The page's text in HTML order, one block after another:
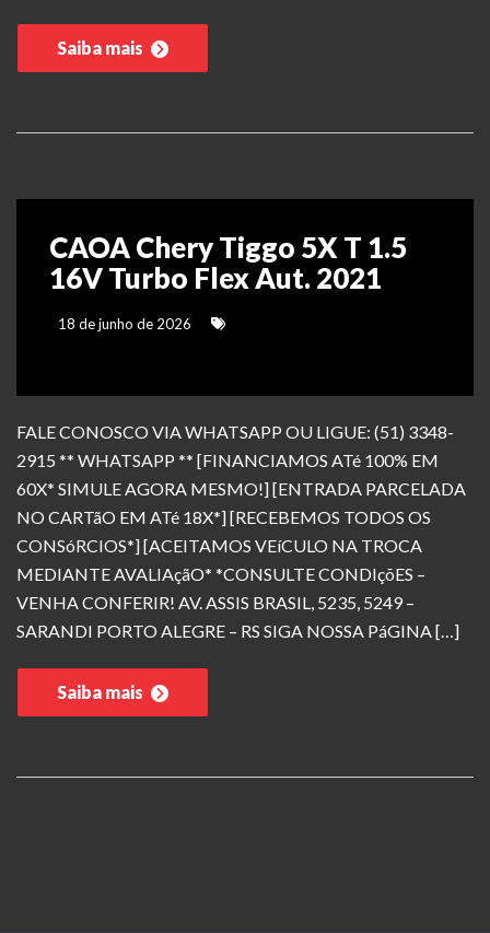
Saiba mais
CAOA Chery Tiggo 5X T 1.5
16V Turbo Flex Aut. 2021
18 de junho de 2026
FALE CONOSCO VIA WHATSAPP OU LIGUE: (51) 3348-
2915 ** WHATSAPP ** [FINANCIAMOS ATé 100% EM
60X* SIMULE AGORA MESMO!] [ENTRADA PARCELADA
NO CARTãO EM ATé 18X*] [RECEBEMOS TODOS OS
CONSóRCIOS*] [ACEITAMOS VEíCULO NA TROCA
MEDIANTE AVALIAçãO* *CONSULTE CONDIçõES –
VENHA CONFERIR! AV. ASSIS BRASIL, 5235, 5249 –
SARANDI PORTO ALEGRE – RS SIGA NOSSA PáGINA […]
Saiba mais